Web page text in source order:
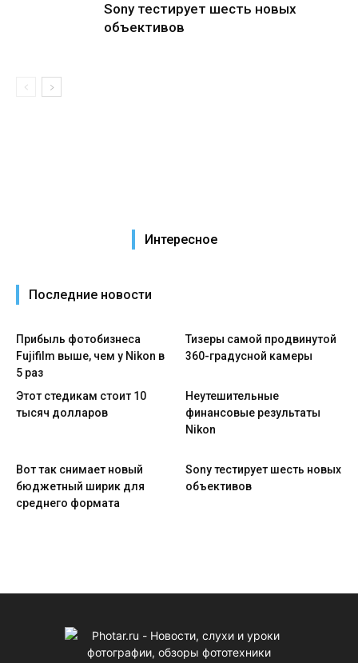
Sony тестирует шесть новых
объективов
Интересное
Последние новости
Прибыль фотобизнеса
Fujifilm выше, чем у Nikon в
5 раз
Тизеры самой продвинутой
360-градусной камеры
Этот стедикам стоит 10
тысяч долларов
Неутешительные
финансовые результаты
Nikon
Вот так снимает новый
бюджетный ширик для
среднего формата
Sony тестирует шесть новых
объективов